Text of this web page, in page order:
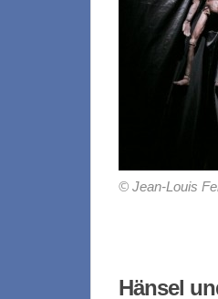
© Jean-Louis
Hänsel